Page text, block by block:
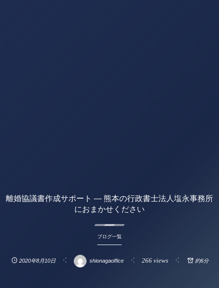
離婚協議書作成サポート — 熊本の行政書士法人塩永事務所
におまかせください
ブログ一覧
2020年8月10日 shionagaoffice 266 views 約6分